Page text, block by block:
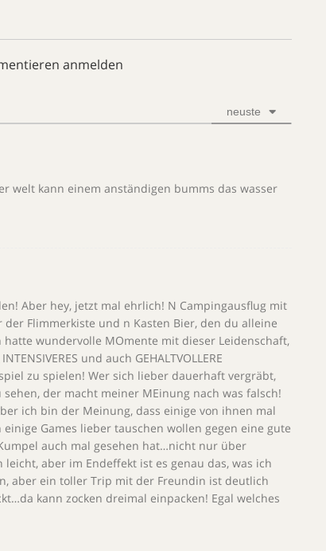
anmelden
neuste
welt kann einem anständigen bumms das wasser
Aber hey, jetzt mal ehrlich! N Campingausflug mit
Flimmerkiste und n Kasten Bier, den du alleine
hatte wundervolle MOmente mit dieser Leidenschaft,
und auch GEHALTVOLLERE
zu spielen! Wer sich lieber dauerhaft vergräbt,
der macht meiner MEinung nach was falsch!
ich bin der Meinung, dass einige von ihnen mal
Games lieber tauschen wollen gegen eine gute
auch mal gesehen hat…nicht nur über
aber im Endeffekt ist es genau das, was ich
aber ein toller Trip mit der Freundin ist deutlich
kann zocken dreimal einpacken! Egal welches